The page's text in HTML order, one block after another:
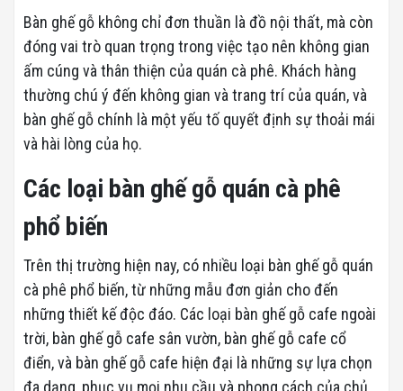
Bàn ghế gỗ không chỉ đơn thuần là đồ nội thất, mà còn
đóng vai trò quan trọng trong việc tạo nên không gian
ấm cúng và thân thiện của quán cà phê. Khách hàng
thường chú ý đến không gian và trang trí của quán, và
bàn ghế gỗ chính là một yếu tố quyết định sự thoải mái
và hài lòng của họ.
Các loại bàn ghế gỗ quán cà phê
phổ biến
Trên thị trường hiện nay, có nhiều loại bàn ghế gỗ quán
cà phê phổ biến, từ những mẫu đơn giản cho đến
những thiết kế độc đáo. Các loại bàn ghế gỗ cafe ngoài
trời, bàn ghế gỗ cafe sân vườn, bàn ghế gỗ cafe cổ
điển, và bàn ghế gỗ cafe hiện đại là những sự lựa chọn
đa dạng, phục vụ mọi nhu cầu và phong cách của chủ